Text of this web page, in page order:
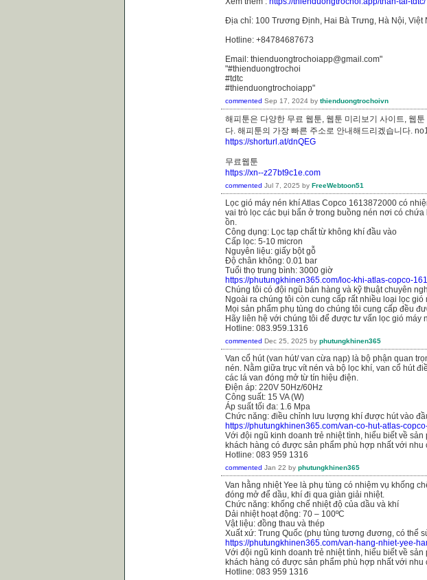
Địa chỉ: 100 Trương Định, Hai Bà Trưng, Hà Nội, Việt
Hotline: +84784687673
Email: thienduongtrochoiapp@gmail.com"
"#thienduongtrochoi
#tdtc
#thienduongtrochoiapp"
commented Sep 17, 2024 by thienduongtrochoivn
해피툰은 다양한 무료 웹툰, 웹툰 미리보기 사이트, 웹
다. 해피툰의 가장 빠른 주소로 안내해드리겠습니다
https://shorturl.at/dnQEG
무료웹툰
https://xn--z27bt9c1e.com
commented Jul 7, 2025 by FreeWebtoon51
Lọc gió máy nén khí Atlas Copco 1613872000 có
vai trò lọc các bụi bẩn ở trong buồng nén nơi có
ồn.
Công dụng: Lọc tạp chất từ không khí đầu vào
Cấp lọc: 5-10 micron
Nguyên liệu: giấy bột gỗ
Độ chân không: 0.01 bar
Tuổi thọ trung bình: 3000 giờ
https://phutungkhinen365.com/loc-khi-atlas-copco-
Chúng tôi có đội ngũ bán hàng và kỹ thuật chuyên
Ngoài ra chúng tôi còn cung cấp rất nhiều loại lọc gió
Mọi sản phẩm phụ tùng do chúng tôi cung cấp đều
Hãy liên hệ với chúng tôi để được tư vấn lọc gió máy
Hotline: 083.959.1316
commented Dec 25, 2025 by phutungkhinen365
Van cổ hút (van hút/ van cừa nạp) là bộ phận quan
nén. Nằm giữa trục vít nén và bộ lọc khí, van cổ hút
các lá van đóng mở từ tín hiệu điện.
Điện áp: 220V 50Hz/60Hz
Công suất: 15 VA (W)
Áp suất tối đa: 1.6 Mpa
Chức năng: điều chỉnh lưu lượng khí được hút vào
https://phutungkhinen365.com/van-co-hut-atlas-
Với đội ngũ kinh doanh trẻ nhiệt tình, hiểu biết về
khách hàng có được sản phẩm phù hợp nhất với nhu
Hotline: 083 959 1316
commented Jan 22 by phutungkhinen365
Van hằng nhiệt Yee là phụ tùng có nhiệm vụ khống
đóng mở để dầu, khí đi qua giàn giải nhiệt.
Chức năng: khống chế nhiệt độ của dầu và khí
Dải nhiệt hoạt động: 70 – 100ºC
Vật liệu: đồng thau và thép
Xuất xứ: Trung Quốc (phụ tùng tương đương, có thể
https://phutungkhinen365.com/van-hang-nhiet-yee-
Với đội ngũ kinh doanh trẻ nhiệt tình, hiểu biết về
khách hàng có được sản phẩm phù hợp nhất với nhu
Hotline: 083 959 1316